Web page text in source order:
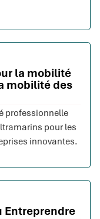
la mobilité
mobilité des
professionnelle
pour les
innovantes.
Entreprendre